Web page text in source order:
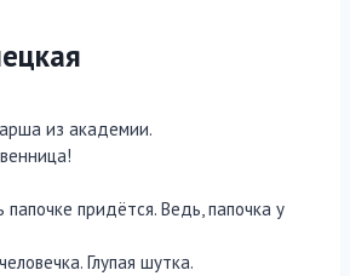
из академии.
придётся. Ведь, папочка у
Глупая шутка.